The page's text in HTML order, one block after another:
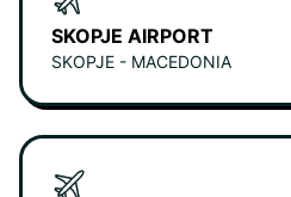
SKOPJE AIRPORT
SKOPJE - MACEDONIA